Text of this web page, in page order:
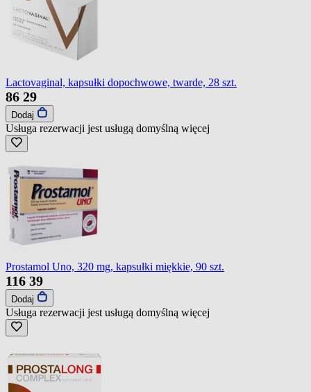
Lactovaginal, kapsułki dopochwowe, twarde, 28 szt.
86 29
Dodaj
Usługa rezerwacji jest usługą domyślną więcej
Prostamol Uno, 320 mg, kapsułki miękkie, 90 szt.
116 39
Dodaj
Usługa rezerwacji jest usługą domyślną więcej